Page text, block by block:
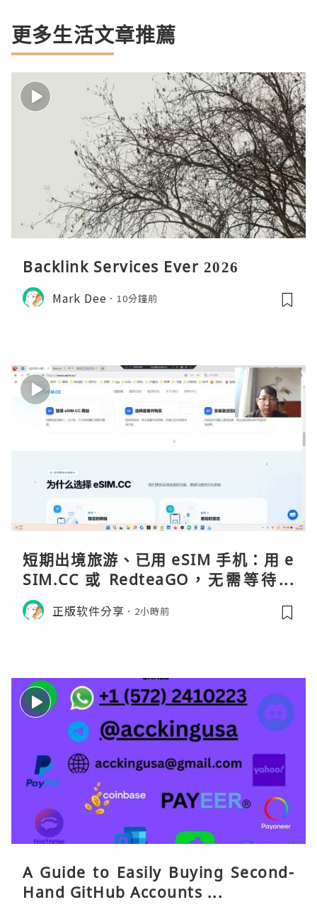
更多生活文章推薦
Backlink Services Ever 2026
Mark Dee 10分鐘前
短期出境旅游、已用 eSIM 手机：用 e
SIM.CC 或 RedteaGO，无需等待收
货。需要“当地号码 + 通话短信”（如
打车、外卖、客户联络）：优先 Redt
正版软件分享 2小時前
A Guide to Easily Buying Second-
Hand GitHub Accounts ...